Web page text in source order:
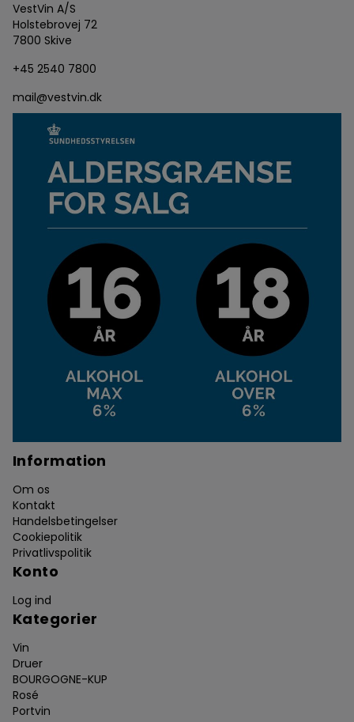
VestVin A/S
Holstebrovej 72
7800 Skive
+45 2540 7800
mail@vestvin.dk
Information
Om os
Kontakt
Handelsbetingelser
Cookiepolitik
Privatlivspolitik
Konto
Log ind
Kategorier
Vin
Druer
BOURGOGNE-KUP
Rosé
Portvin